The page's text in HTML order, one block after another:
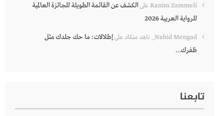
Ranim Zammeli علىالكشف عن القائمة الطويلة للجائزة العالمية
للرواية العربية 2026
Nahid Mengad_ ناهد منكاد علىإطلالات: ما حك جلدك مثل
ظفرك…
تابعنا